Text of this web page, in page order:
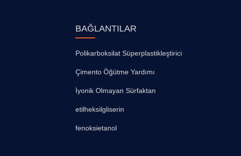
BAĞLANTILAR
Polikarboksilat Süperplastikleştirici
Çimento Öğütme Yardımı
İyonik Olmayan Sürfaktan
etilheksilgliserin
fenoksietanol